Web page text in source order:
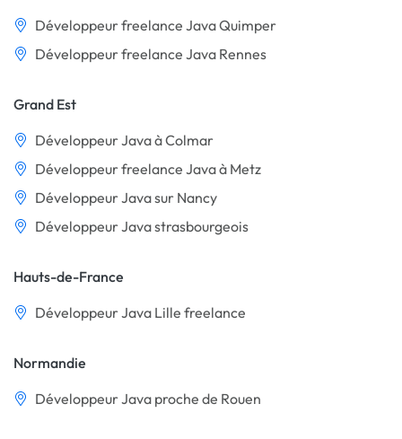
Développeur freelance Java Quimper
Développeur freelance Java Rennes
Grand Est
Développeur Java à Colmar
Développeur freelance Java à Metz
Développeur Java sur Nancy
Développeur Java strasbourgeois
Hauts-de-France
Développeur Java Lille freelance
Normandie
Développeur Java proche de Rouen